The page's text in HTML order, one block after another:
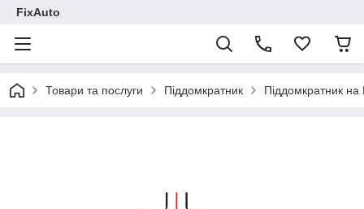
FixAuto
Товари та послуги Піддомкратник Піддомкратник